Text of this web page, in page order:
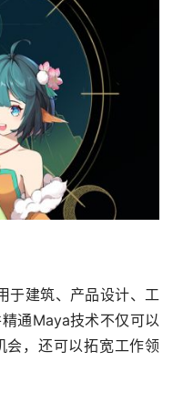
于建筑、产品设计、工
通Maya技术不仅可以
会，还可以拓宽工作领